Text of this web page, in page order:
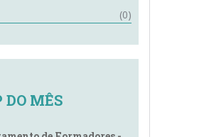
(0)
DO MÊS